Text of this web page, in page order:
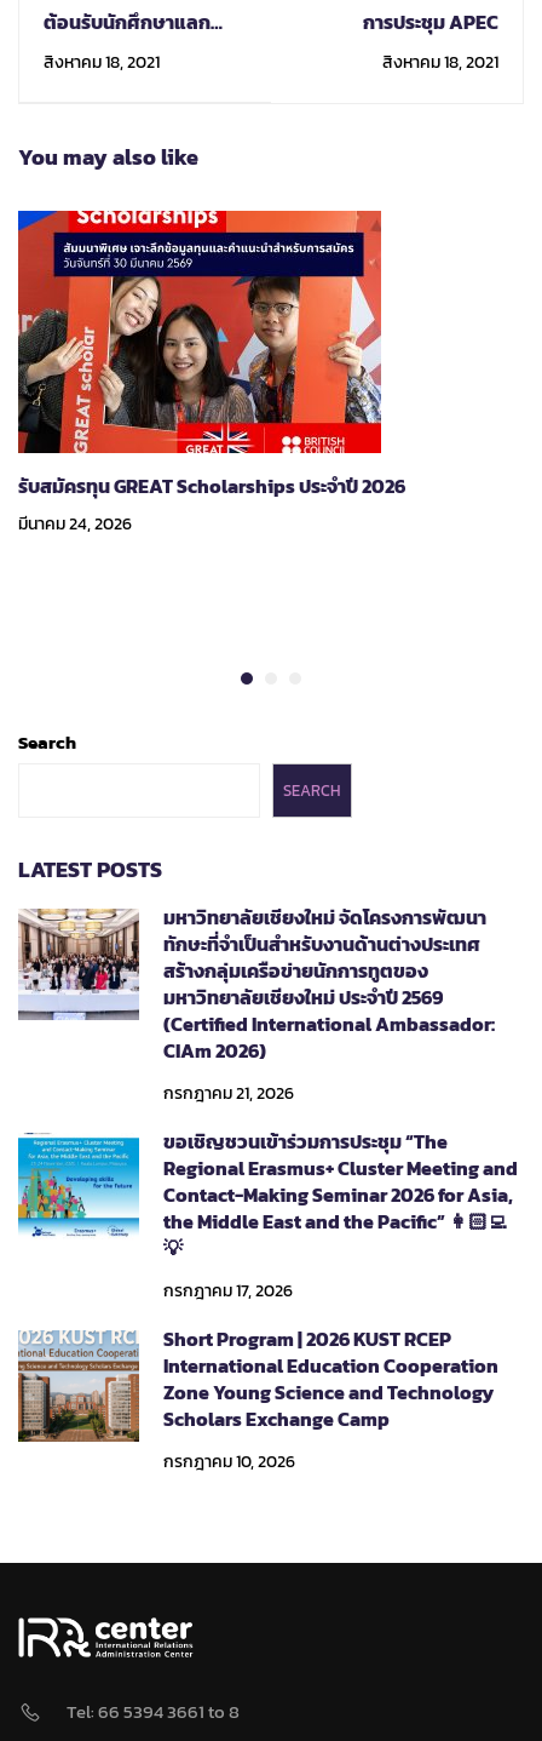
ต้อนรับนักศึกษาแลก
เปลี่ยนโครงการ USAC
Summer 2021 Session
สิงหาคม 18, 2021
การประชุม APEC
สิงหาคม 18, 2021
You may also like
รับสมัครทุน GREAT Scholarships ประจำปี 2026
มีนาคม 24, 2026
Search
SEARCH
LATEST POSTS
มหาวิทยาลัยเชียงใหม่ จัดโครงการพัฒนา
ทักษะที่จำเป็นสำหรับงานด้านต่างประเทศ
สร้างกลุ่มเครือข่ายนักการทูตของ
มหาวิทยาลัยเชียงใหม่ ประจำปี 2569
(Certified International Ambassador:
CIAm 2026)
กรกฎาคม 21, 2026
ขอเชิญชวนเข้าร่วมการประชุม “The
Regional Erasmus+ Cluster Meeting and
Contact-Making Seminar 2026 for Asia,
the Middle East and the Pacific” 👩🏻‍💻
💡
กรกฎาคม 17, 2026
Short Program | 2026 KUST RCEP
International Education Cooperation
Zone Young Science and Technology
Scholars Exchange Camp
กรกฎาคม 10, 2026
Tel: 66 5394 3661 to 8